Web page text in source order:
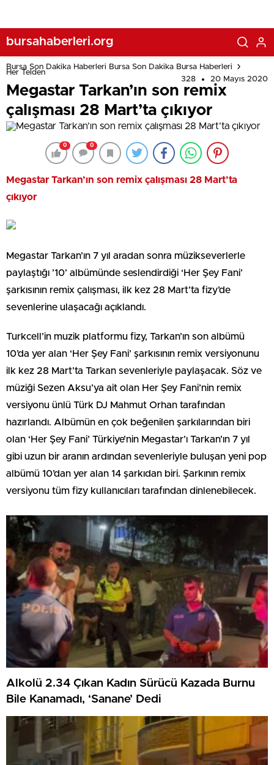
bursahaberleri.org
Bursa Son Dakika Haberleri Bursa Son Dakika Bursa Haberleri
Her Telden
328
20 Mayıs 2020
Megastar Tarkan’ın son remix
çalışması 28 Mart’ta çıkıyor
0 0
Megastar Tarkan’ın son remix çalışması 28 Mart’ta
çıkıyor
Megastar Tarkan’ın 7 yıl aradan sonra müzikseverlerle
paylaştığı ’10’ albümünde seslendirdiği ‘Her Şey Fani’
şarkısının remix çalışması, ilk kez 28 Mart’ta fizy’de
sevenlerine ulaşacağı açıklandı.
Turkcell’in muzik platformu fizy, Tarkan’ın son albümü
10’da yer alan ‘Her Şey Fani’ şarkısının remix versiyonunu
ilk kez 28 Mart’ta Tarkan sevenleriyle paylaşacak. Söz ve
müziği Sezen Aksu’ya ait olan Her Şey Fani’nin remix
versiyonu ünlü Türk DJ Mahmut Orhan tarafından
hazırlandı. Albümün en çok beğenilen şarkılarından biri
olan ‘Her Şey Fani’ Türkiye’nin Megastar’ı Tarkan’ın 7 yıl
gibi uzun bir aranın ardından sevenleriyle buluşan yeni pop
albümü 10’dan yer alan 14 şarkıdan biri. Şarkının remix
versiyonu tüm fizy kullanıcıları tarafından dinlenebilecek.
Alkolü 2.34 Çıkan Kadın Sürücü Kazada Burnu
Bile Kanamadı, ‘Sanane’ Dedi